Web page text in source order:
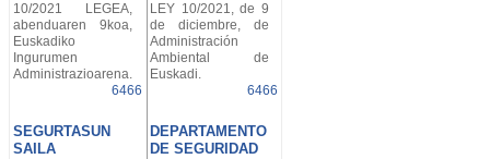
10/2021 LEGEA,
abenduaren 9koa,
Euskadiko
Ingurumen
Administrazioarena.
6466
LEY 10/2021, de 9
de diciembre, de
Administración
Ambiental de
Euskadi.
6466
SEGURTASUN
SAILA
DEPARTAMENTO
DE SEGURIDAD